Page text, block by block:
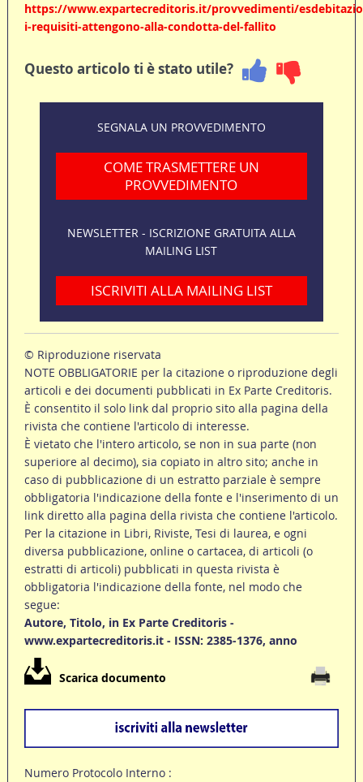
https://www.expartecreditoris.it/provvedimenti/
i-requisiti-attengono-alla-condotta-del-fallito
Questo articolo ti è stato utile?
SEGNALA UN PROVVEDIMENTO
COME TRASMETTERE UN
PROVVEDIMENTO
NEWSLETTER - ISCRIZIONE GRATUITA ALLA
MAILING LIST
ISCRIVITI ALLA MAILING LIST
© Riproduzione riservata
NOTE OBBLIGATORIE per la citazione o riproduzione degli
articoli e dei documenti pubblicati in Ex Parte Creditoris.
È consentito il solo link dal proprio sito alla pagina della
rivista che contiene l'articolo di interesse.
È vietato che l'intero articolo, se non in sua parte (non
superiore al decimo), sia copiato in altro sito; anche in
caso di pubblicazione di un estratto parziale è sempre
obbligatoria l'indicazione della fonte e l'inserimento di un
link diretto alla pagina della rivista che contiene l'articolo.
Per la citazione in Libri, Riviste, Tesi di laurea, e ogni
diversa pubblicazione, online o cartacea, di articoli (o
estratti di articoli) pubblicati in questa rivista è
obbligatoria l'indicazione della fonte, nel modo che
segue:
Autore, Titolo, in Ex Parte Creditoris -
www.expartecreditoris.it - ISSN: 2385-1376, anno
Scarica documento
Numero Protocolo Interno :